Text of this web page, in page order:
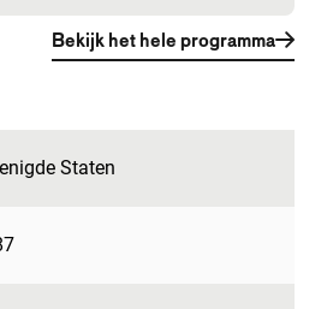
Bekijk het hele programma
Staten